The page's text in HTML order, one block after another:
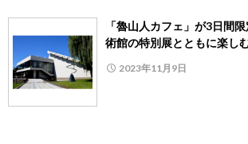
「魯山人カフェ」が3日間
術館の特別展とともに楽し
2023年11月9日